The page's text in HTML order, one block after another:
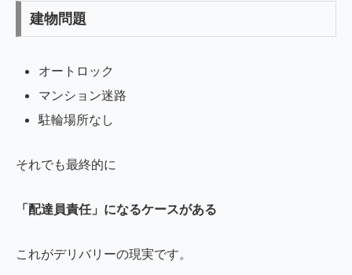
建物問題
オートロック
マンション迷路
駐輪場所なし
それでも最終的に
「配達員責任」になるケースがある
これがデリバリーの現実です。